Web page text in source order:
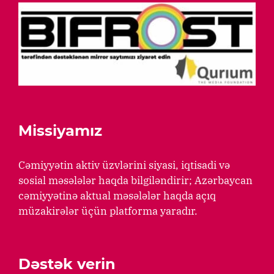
Missiyamız
Cəmiyyətin aktiv üzvlərini siyasi, iqtisadi və
sosial məsələlər haqda bilgiləndirir; Azərbaycan
cəmiyyətinə aktual məsələlər haqda açıq
müzakirələr üçün platforma yaradır.
Dəstək verin